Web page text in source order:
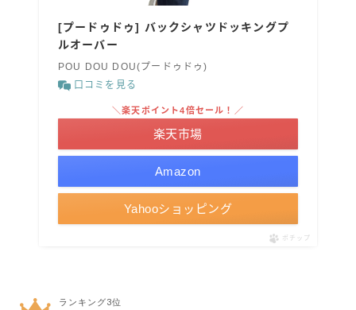
[プードゥドゥ] バックシャツドッキングプ
ルオーバー
POU DOU DOU(プードゥドゥ)
口コミを見る
Amazon
＼楽天ポイント4倍セール！／
楽天市場
Yahooショッピング
ポチップ
ランキング3位